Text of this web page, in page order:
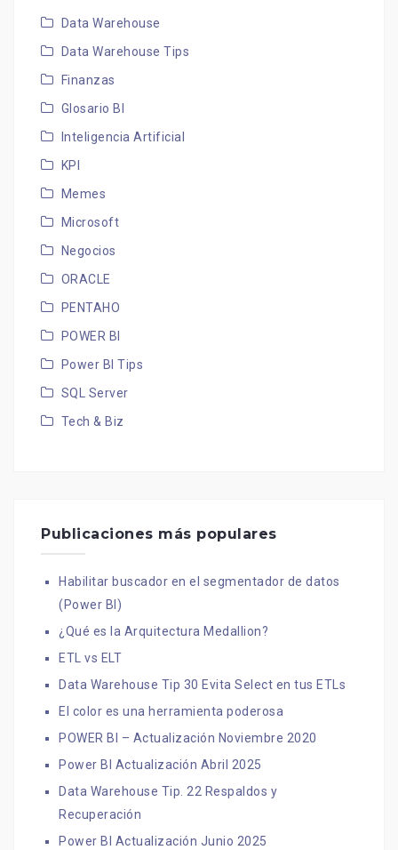
Data Warehouse
Data Warehouse Tips
Finanzas
Glosario BI
Inteligencia Artificial
KPI
Memes
Microsoft
Negocios
ORACLE
PENTAHO
POWER BI
Power BI Tips
SQL Server
Tech & Biz
Publicaciones más populares
Habilitar buscador en el segmentador de datos
(Power BI)
¿Qué es la Arquitectura Medallion?
ETL vs ELT
Data Warehouse Tip 30 Evita Select en tus ETLs
El color es una herramienta poderosa
POWER BI – Actualización Noviembre 2020
Power BI Actualización Abril 2025
Data Warehouse Tip. 22 Respaldos y
Recuperación
Power BI Actualización Junio 2025